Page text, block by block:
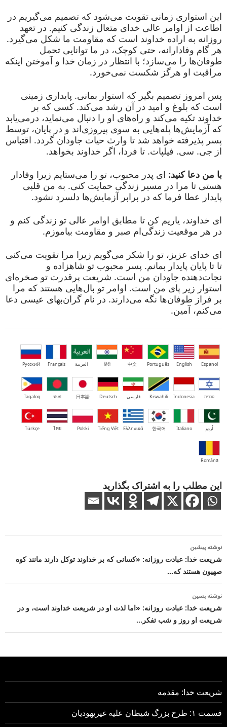
این استواری زمانی تقویت می‌شود که تصمیم می‌گیریم در
اطاعت از اوامر عالی خدای متعال زندگی کنیم. در تعهد
روزانه به اراده خداوند است که مقاومت ما شکل می‌گیرد.
هر گام وفادارانه، حتی کوچک، در ما توانایی تحمل
طوفان‌ها را می‌سازد؛ با انتظار در زمان خدا و آموختن اینکه
مراقبت او هرگز شکست نمی‌خورد.
پس امروز تصمیم بگیر که استوار بمانی. پایداری زمینی
است که بلوغ و امید در آن رشد می‌کند. کسی که بر
خداوند تکیه می‌کند و راه‌های او را دنبال می‌نماید، درمی‌یابد
که آزمایش‌ها پله‌هایی به سوی پیروزی‌اند و در پایان، توسط
پسر پذیرفته خواهد شد تا وارث حیات جاودان گردد. اقتباس
از جی. سی. فیلپات. تا فردا، اگر خداوند بخواهد.
با من دعا کنید: ای پدر محبوب، تو را می‌ستایم زیرا وفادار
هستی تا مرا در مسیر زندگی حمایت کنی. به من قلبی
پایدار عطا فرما که در برابر آزمایش‌ها دلسرد نشود.
ای خداوند، یاریم کن تا مطابق اوامر عالی تو زندگی کنم و
در هر موقعیت زندگی‌ام صبر و مقاومت بیاموزم.
ای خدای عزیز، تو را شکر می‌گویم زیرا مرا تقویت می‌کنی
تا تا پایان پایدار بمانم. پسر محبوب تو شاهزاده و
نجات‌دهنده جاودان من است. شریعت پرقدرت تو صخره‌ای
استوار زیر پای من است. اوامر تو بال‌هایی هستند که مرا
بر فراز طوفان‌ها نگه می‌دارند. در نام گران‌بهای عیسی دعا
می‌کنم، آمین.
Español
English
Português
中文
हिंदी العربية Français
Русский
עברית Indonesia
Kiswahili فارسی Deutsch
日本語
বাংলা
Tagalog
اُردو Italiano
한국어
Ελληνικά
Tiếng Việt
Polski
ไทย
Türkçe
Română
این مطلب را به اشتراک بگذارید
ناوبری
نوشته
نوشته پیشین
شریعت خدا: عبادت روزانه: «کسانی که بر خداوند توکل دارند مانند کوه
صهیون هستند که…
نوشته پسین
شریعت خدا: عبادت روزانه: «اما لذت او در شریعت خداوند است، و در
شریعت او روز و شب تفکر…
شریعت خدا: مقدمه
قسمت ۱: طرح بزرگ شیطان علیه غیریهودیان